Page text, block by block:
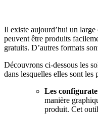
Il existe aujourd’hui un
peuvent être produits
gratuits. D’autres formats
Découvrons ci-dessous les
dans lesquelles elles sont les
Les
manière
produit. Cet